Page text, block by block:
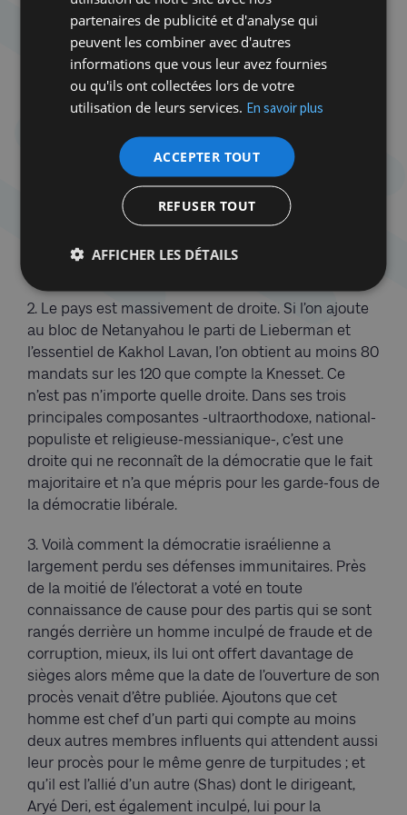
1. La gauche sioniste est la figure politique tragique
de cette élection. En 1992, au moment où Yitzhak
Rabin l’a emporté sur Yitzhak Shamir, le Parti
travailliste et le Meretz s’adjugeaient ensemble 56
sièges ; aujourd’hui, ils en ont… six. Les raisons de
cette débâcle sont diverses. Certaines tiennent au
déclin mondial de la social-démocratie. D’autres
sont particulières à ce pays, notamment
l’effondrement du processus de paix et l’évolution
de la démographie. Pour le parti de Ben Gourion et
l’ensemble de la gauche sioniste, c’est le début de
2. Le pays est massivement de droite. Si l’on ajoute
au bloc de Netanyahou le parti de Lieberman et
l’essentiel de Kakhol Lavan, l’on obtient au moins 80
mandats sur les 120 que compte la Knesset. Ce
n’est pas n’importe quelle droite. Dans ses trois
principales composantes -ultraorthodoxe, national-
populiste et religieuse-messianique-, c’est une
droite qui ne reconnaît de la démocratie que le fait
majoritaire et n’a que mépris pour les garde-fous de
la démocratie libérale.
3. Voilà comment la démocratie israélienne a
largement perdu ses défenses immunitaires. Près
de la moitié de l’électorat a voté en toute
connaissance de cause pour des partis qui se sont
rangés derrière un homme inculpé de fraude et de
corruption, mieux, ils lui ont offert davantage de
sièges alors même que la date de l’ouverture de son
procès venait d’être publiée. Ajoutons que cet
homme est chef d’un parti qui compte au moins
deux autres membres influents qui attendent aussi
leur procès pour le même genre de turpitudes ; et
qu’il est l’allié d’un autre (Shas) dont le dirigeant,
Aryé Deri, est également inculpé, lui pour la
partenaires de publicité et d'analyse qui
peuvent les combiner avec d'autres
informations que vous leur avez fournies
ou qu'ils ont collectées lors de votre
utilisation de leurs services. En savoir plus
ACCEPTER TOUT
REFUSER TOUT
AFFICHER LES DÉTAILS